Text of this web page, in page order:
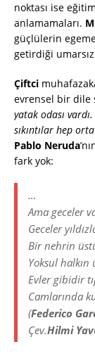
noktası ise
anlamamaları.
güçlülerin
getirdiği
Çiftci
evrensel bir dile
yatak odası
sıkıntılar hep
Pablo Neruda
fark yok:
…
Ama geceler
Geceler
Bir nehrin
Yoksul halkın
Evler gibidir
Camlarında
(Federico
Çev.Hilmi